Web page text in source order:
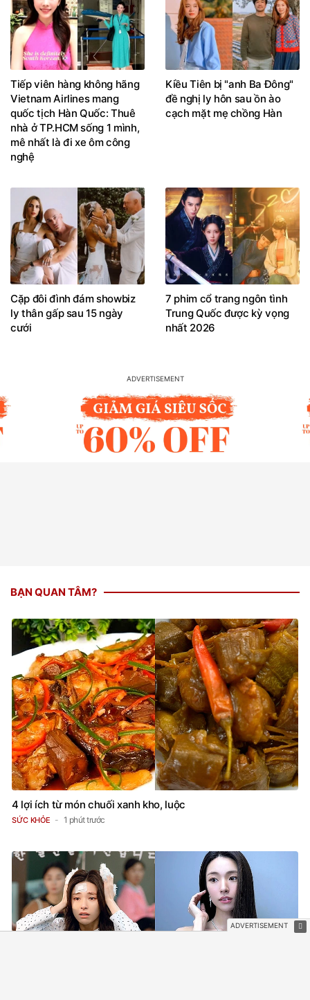
Tiếp viên hàng không hãng
Vietnam Airlines mang
quốc tịch Hàn Quốc: Thuê
nhà ở TP.HCM sống 1 mình,
mê nhất là đi xe ôm công
nghệ
Kiều Tiên bị "anh Ba Đông"
đề nghị ly hôn sau ồn ào
cạch mặt mẹ chồng Hàn
Cặp đôi đình đám showbiz
ly thân gấp sau 15 ngày
cưới
7 phim cổ trang ngôn tình
Trung Quốc được kỳ vọng
nhất 2026
BẠN QUAN TÂM?
4 lợi ích từ món chuối xanh kho, luộc
SỨC KHỎE 1 phút trước